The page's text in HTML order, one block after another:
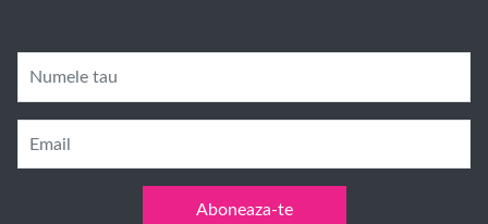
Numele tau
Email
Aboneaza-te